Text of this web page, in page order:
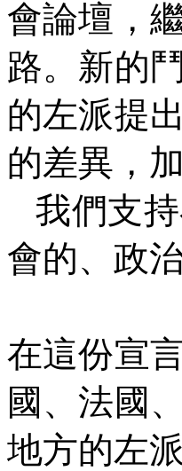
會論壇，
路。新的
的左派提
的差異，
我們支
會的、政
在這份宣
國、法國
地方的左